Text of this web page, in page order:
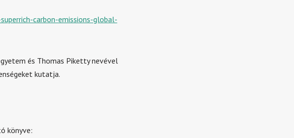
carbon-emissions-global-
és Thomas Piketty nevével
kutatja.
könyve: